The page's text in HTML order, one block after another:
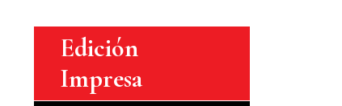
Edición
Impresa